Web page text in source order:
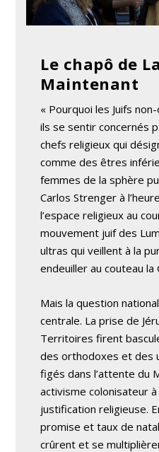
Le chapô de
Maintenant
« Pourquoi les Juifs
ils se sentir concernés
chefs religieux qui
comme des êtres
femmes de la sphère
Carlos Strenger à
l’espace religieux au
mouvement juif des
ultras qui veillent à la
endeuiller au couteau la
Mais la question
centrale. La prise de
Territoires firent
des orthodoxes et des
figés dans l’attente du
activisme colonisateur
justification religieuse.
promise et taux de
crûrent et se